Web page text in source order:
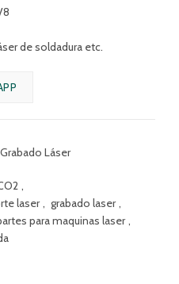
de soldadura etc.
Grabado Láser
,
laser , grabado laser ,
para maquinas laser ,